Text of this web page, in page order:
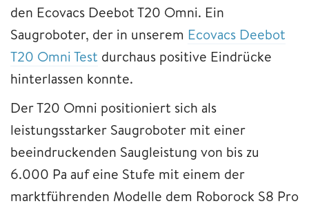
den Ecovacs Deebot T20 Omni. Ein
Saugroboter, der in unserem Ecovacs Deebot
T20 Omni Test durchaus positive Eindrücke
hinterlassen konnte.
Der T20 Omni positioniert sich als
leistungsstarker Saugroboter mit einer
beeindruckenden Saugleistung von bis zu
6.000 Pa auf eine Stufe mit einem der
marktführenden Modelle dem Roborock S8 Pro